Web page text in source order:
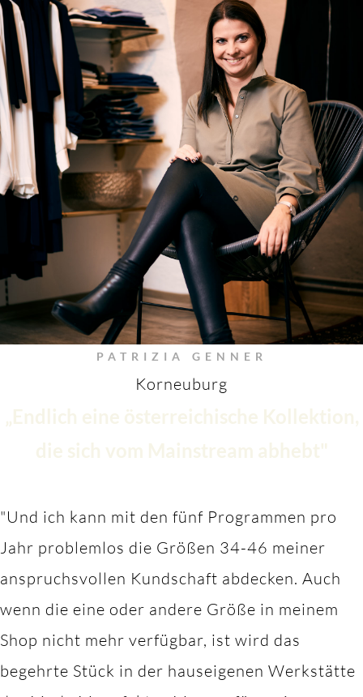
PATRIZIA GENNER
Korneuburg
„Endlich eine österreichische Kollektion,
die sich vom Mainstream abhebt"
"Und ich kann mit den fünf Programmen pro
Jahr problemlos die Größen 34-46 meiner
anspruchsvollen Kundschaft abdecken. Auch
wenn die eine oder andere Größe in meinem
Shop nicht mehr verfügbar, ist wird das
begehrte Stück in der hauseigenen Werkstätte